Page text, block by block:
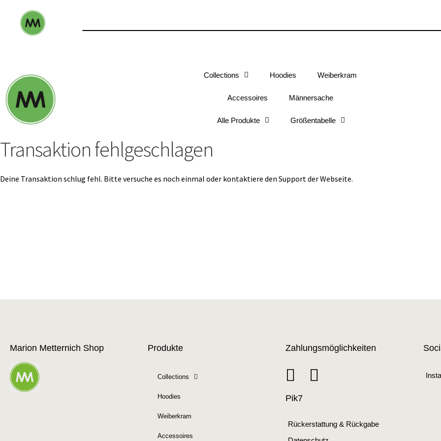
Collections Hoodies Weiberkram
Accessoires Männersache
Alle Produkte Größentabelle
Transaktion fehlgeschlagen
Deine Transaktion schlug fehl. Bitte versuche es noch einmal oder kontaktiere den Support der Webseite.
Marion Metternich Shop Produkte
Collections
Hoodies
Weiberkram
Accessoires
Zahlungsmöglichkeiten
Pik7
Rückerstattung & Rückgabe